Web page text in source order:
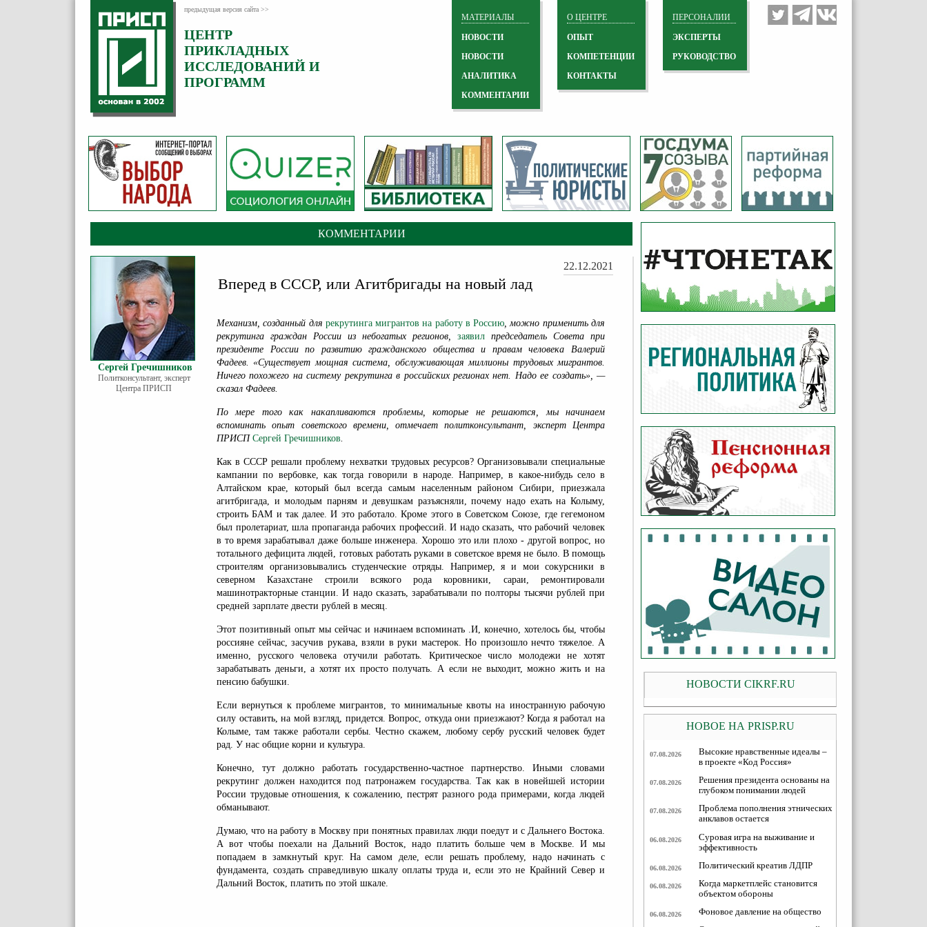
предыдущая версия сайта >>
ЦЕНТР
ПРИКЛАДНЫХ
ИССЛЕДОВАНИЙ И
ПРОГРАММ
ПЕРСОНАЛИИ
ЭКСПЕРТЫ
РУКОВОДСТВО
О ЦЕНТРЕ
ОПЫТ
КОМПЕТЕНЦИИ
КОНТАКТЫ
МАТЕРИАЛЫ
НОВОСТИ
НОВОСТИ
АНАЛИТИКА
КОММЕНТАРИИ
КОММЕНТАРИИ
Сергей Гречишников
Политконсультант, эксперт
Центра ПРИСП
22.12.2021
Вперед в СССР, или Агитбригады на новый лад
Механизм, созданный для рекрутинга мигрантов на работу в Россию, можно применить для
рекрутинга граждан России из небогатых регионов, заявил председатель Совета при
президенте России по развитию гражданского общества и правам человека Валерий
Фадеев. «Существует мощная система, обслуживающая миллионы трудовых мигрантов.
Ничего похожего на систему рекрутинга в российских регионах нет. Надо ее создать», —
сказал Фадеев.
По мере того как накапливаются проблемы, которые не решаются, мы начинаем
вспоминать опыт советского времени, отмечает политконсультант, эксперт Центра
ПРИСП Сергей Гречишников.
Как в СССР решали проблему нехватки трудовых ресурсов? Организовывали специальные
кампании по вербовке, как тогда говорили в народе. Например, в какое-нибудь село в
Алтайском крае, который был всегда самым населенным районом Сибири, приезжала
агитбригада, и молодым парням и девушкам разъясняли, почему надо ехать на Колыму,
строить БАМ и так далее. И это работало. Кроме этого в Советском Союзе, где гегемоном
был пролетариат, шла пропаганда рабочих профессий. И надо сказать, что рабочий человек
в то время зарабатывал даже больше инженера. Хорошо это или плохо - другой вопрос, но
тотального дефицита людей, готовых работать руками в советское время не было. В помощь
строителям организовывались студенческие отряды. Например, я и мои сокурсники в
северном Казахстане строили всякого рода коровники, сараи, ремонтировали
машинотракторные станции. И надо сказать, зарабатывали по полторы тысячи рублей при
средней зарплате двести рублей в месяц.
Этот позитивный опыт мы сейчас и начинаем вспоминать .И, конечно, хотелось бы, чтобы
россияне сейчас, засучив рукава, взяли в руки мастерок. Но произошло нечто тяжелое. А
именно, русского человека отучили работать. Критическое число молодежи не хотят
зарабатывать деньги, а хотят их просто получать. А если не выходит, можно жить и на
пенсию бабушки.
Если вернуться к проблеме мигрантов, то минимальные квоты на иностранную рабочую
силу оставить, на мой взгляд, придется. Вопрос, откуда они приезжают? Когда я работал на
Колыме, там также работали сербы. Честно скажем, любому сербу русский человек будет
рад. У нас общие корни и культура.
Конечно, тут должно работать государственно-частное партнерство. Иными словами
рекрутинг должен находится под патронажем государства. Так как в новейшей истории
России трудовые отношения, к сожалению, пестрят разного рода примерами, когда людей
обманывают.
Думаю, что на работу в Москву при понятных правилах люди поедут и с Дальнего Востока.
А вот чтобы поехали на Дальний Восток, надо платить больше чем в Москве. И мы
попадаем в замкнутый круг. На самом деле, если решать проблему, надо начинать с
фундамента, создать справедливую шкалу оплаты труда и, если это не Крайний Север и
Дальний Восток, платить по этой шкале.
НОВОСТИ CIKRF.RU
НОВОЕ НА PRISP.RU
07.08.2026
Высокие нравственные идеалы –
в проекте «Код Россия»
07.08.2026
Решения президента основаны на
глубоком понимании людей
07.08.2026
Проблема пополнения этнических
анклавов остается
06.08.2026
Суровая игра на выживание и
эффективность
06.08.2026 Политический креатив ЛДПР
06.08.2026
Когда маркетплейс становится
объектом обороны
06.08.2026 Фоновое давление на общество